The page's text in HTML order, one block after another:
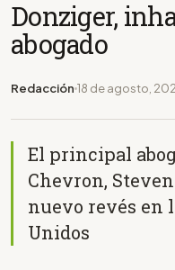
Donziger,
abogado
Redacción 18 de agosto,
El principal
Chevron,
nuevo revés en
Unidos